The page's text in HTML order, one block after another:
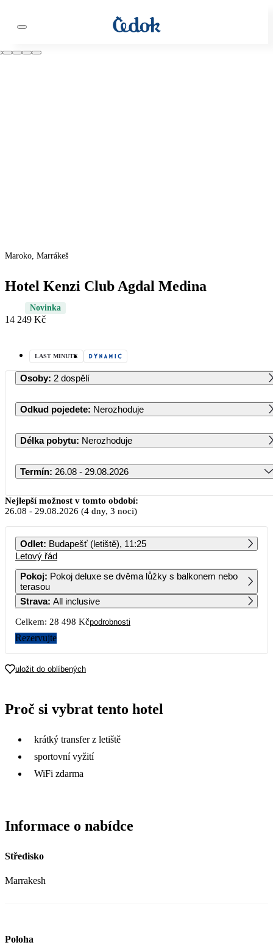
Maroko, Marrákeš
Hotel Kenzi Club Agdal Medina
Novinka
14 249 Kč
LAST MINUTE
Osoby: 2 dospělí
Odkud pojedete: Nerozhoduje
Délka pobytu: Nerozhoduje
Termín: 26.08 - 29.08.2026
Srpen 2026
PO ÚT ST ČT PÁ SO NE
3 4 5 6 7 8 9
10 11 12
17 18 19 20 21 22 23
31
Nejlepší možnost v tomto období:
26.08 - 29.08.2026 (4 dny, 3 noci)
Odlet: Budapešť (letiště), 11:25
Letový řád
Pokoj: Pokoj deluxe se dvěma lůžky s balkonem nebo
terasou
Strava: All inclusive
Celkem: 28 498 Kčpodrobnosti
Rezervujte
uložit do oblíbených
Proč si vybrat tento hotel
krátký transfer z letiště
sportovní vyžití
WiFi zdarma
Informace o nabídce
Středisko
Marrakesh
Poloha